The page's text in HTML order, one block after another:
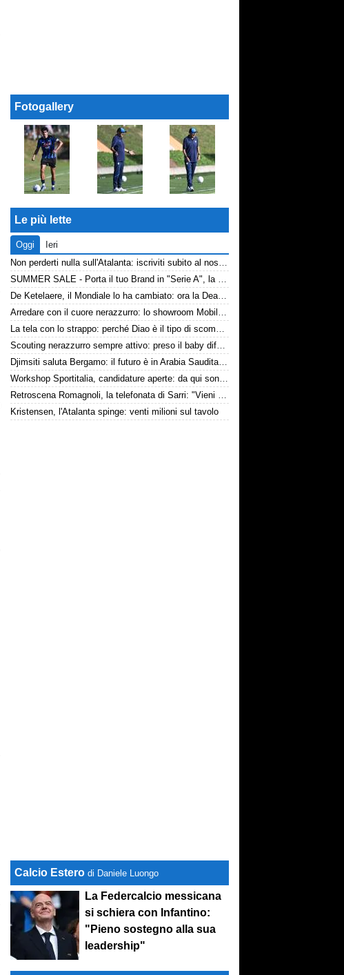
Fotogallery
Le più lette
Oggi
Ieri
Non perderti nulla sull'Atalanta: iscriviti subito al nostro canale WhatsApp!
SUMMER SALE - Porta il tuo Brand in "Serie A", la tua azienda e professione titolare nel cuore dell'Atalanta
De Ketelaere, il Mondiale lo ha cambiato: ora la Dea riparte da lui
Arredare con il cuore nerazzurro: lo showroom Mobilmondo a Osio Sotto. Quando essere di fede atalantina conviene
La tela con lo strappo: perché Diao è il tipo di scommessa che Giuntoli ama
Scouting nerazzurro sempre attivo: preso il baby difensore 2010 Levačić
Djimsiti saluta Bergamo: il futuro è in Arabia Saudita! Tre milioni e firma biennale
Workshop Sportitalia, candidature aperte: da qui sono passate firme di Serie A
Retroscena Romagnoli, la telefonata di Sarri: "Vieni con me a Bergamo"
Kristensen, l'Atalanta spinge: venti milioni sul tavolo
Calcio Estero di Daniele Luongo
La Federcalcio messicana
si schiera con Infantino:
"Pieno sostegno alla sua
leadership"